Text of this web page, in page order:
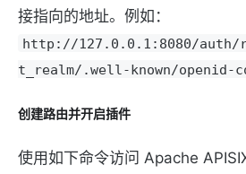
接指向的地址。例如：
http://127.0.0.1:8080/auth/
t_realm/.well-known/openid-
创建路由并开启插件
使用如下命令访问 Apache